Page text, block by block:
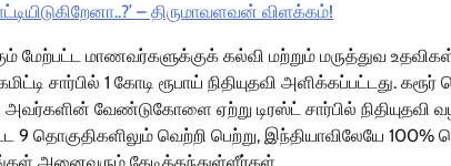
– திருமாவளவன் விளக்கம்!
மேற்பட்ட மாணவர்களுக்குக் கல்வி மற்றும் மருத்துவ
சார்பில் 1 கோடி ரூபாய் நிதியுதவி அளிக்கப்பட்டது.
வேண்டுகோளை ஏற்று டிரஸ்ட் சார்பில் நிதியுதவி
9 தொகுதிகளிலும் வெற்றி பெற்று, இந்தியாவிலேயே 100%